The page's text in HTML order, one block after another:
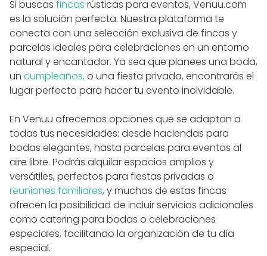
Si buscas fincas rústicas para eventos, Venuu.com
es la solución perfecta. Nuestra plataforma te
conecta con una selección exclusiva de fincas y
parcelas ideales para celebraciones en un entorno
natural y encantador. Ya sea que planees una boda,
un cumpleaños,o una fiesta privada, encontrarás el
lugar perfecto para hacer tu evento inolvidable.
En Venuu ofrecemos opciones que se adaptan a
todas tus necesidades: desde haciendas para
bodas elegantes, hasta parcelas para eventos al
aire libre. Podrás alquilar espacios amplios y
versátiles, perfectos para fiestas privadas o
reuniones familiares, y muchas de estas fincas
ofrecen la posibilidad de incluir servicios adicionales
como catering para bodas o celebraciones
especiales, facilitando la organización de tu día
especial.